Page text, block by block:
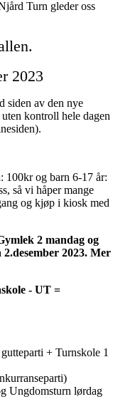
Turn gleder oss
2023
siden av den nye
kontroll hele dagen
100kr og barn 6-17 år:
så vi håper mange
og kjøp i kiosk med
2 mandag og
2023. Mer
- UT =
+ Turnskole 1
Ungdomsturn lørdag